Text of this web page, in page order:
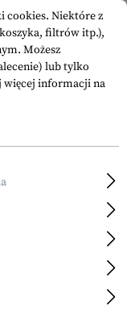
cookies. Niektóre z
filtrów itp.),
Możesz
lub tylko
więcej informacji na